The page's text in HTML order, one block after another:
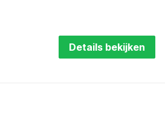
Details bekijken